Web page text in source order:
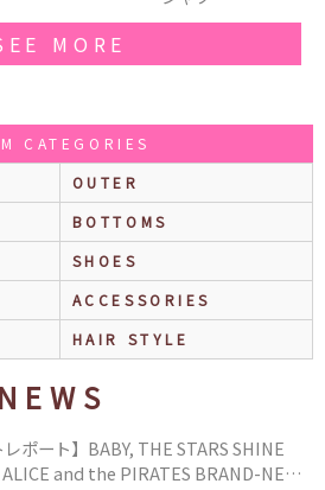
MORE
CATEGORIES
OUTER
BOTTOMS
SHOES
ACCESSORIES
HAIR STYLE
レポート】BABY, THE STARS SHINE
and the PIRATES BRAND-NEW